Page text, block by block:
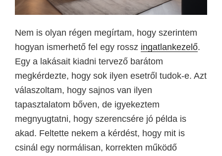
Nem is olyan régen megírtam, hogy szerintem
hogyan ismerhető fel egy rossz ingatlankezelő.
Egy a lakásait kiadni tervező barátom
megkérdezte, hogy sok ilyen esetről tudok-e. Azt
válaszoltam, hogy sajnos van ilyen
tapasztalatom bőven, de igyekeztem
megnyugtatni, hogy szerencsére jó példa is
akad. Feltette nekem a kérdést, hogy mit is
csinál egy normálisan, korrekten működő